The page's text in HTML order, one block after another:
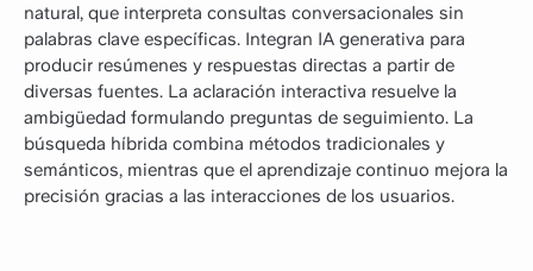
natural, que interpreta consultas conversacionales sin
palabras clave específicas. Integran IA generativa para
producir resúmenes y respuestas directas a partir de
diversas fuentes. La aclaración interactiva resuelve la
ambigüedad formulando preguntas de seguimiento. La
búsqueda híbrida combina métodos tradicionales y
semánticos, mientras que el aprendizaje continuo mejora la
precisión gracias a las interacciones de los usuarios.